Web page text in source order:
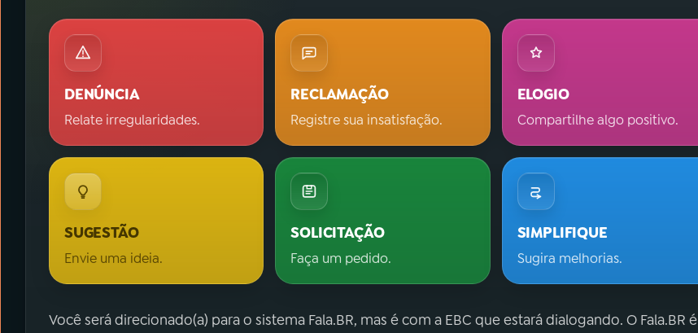
DENÚNCIA
Relate irregularidades.
RECLAMAÇÃO
Registre sua insatisfação.
ELOGIO
Compartilhe algo positivo.
SUGESTÃO
Envie uma ideia.
SOLICITAÇÃO
Faça um pedido.
SIMPLIFIQUE
Sugira melhorias.
Você será direcionado(a) para o sistema Fala.BR, mas é com a EBC que estará dialogando. O Fala.BR é